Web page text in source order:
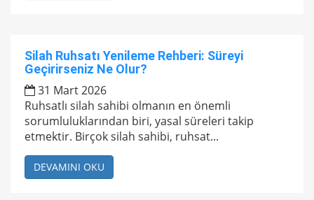
Silah Ruhsatı Yenileme Rehberi: Süreyi
Geçirirseniz Ne Olur?
31 Mart 2026
Ruhsatlı silah sahibi olmanın en önemli
sorumluluklarından biri, yasal süreleri takip
etmektir. Birçok silah sahibi, ruhsat...
DEVAMINI OKU